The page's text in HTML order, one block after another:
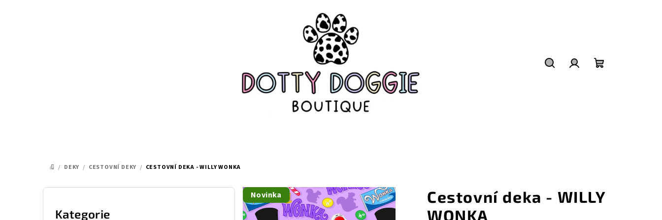
DOMŮ
/ DEKY / CESTOVNÍ DEKY / CESTOVNÍ DEKA - WILLY WONKA
Přeskočit
Kategorie
Cestovní deka - WILLY
WONKA
Novinka